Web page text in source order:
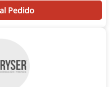
Pedido